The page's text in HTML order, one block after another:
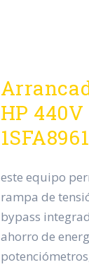
HP
este equipo
rampa de
bypass
ahorro de